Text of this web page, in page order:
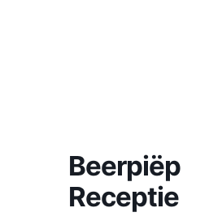
Beerpiëp
Receptie